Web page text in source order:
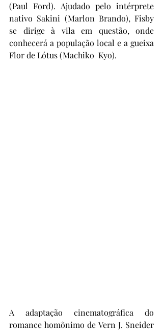
(Paul Ford). Ajudado pelo intérprete
nativo Sakini (Marlon Brando), Fisby
se dirige à vila em questão, onde
conhecerá a população local e a gueixa
Flor de Lótus (Machiko  Kyo).
A adaptação cinematográfica do
romance homônimo de Vern J. Sneider